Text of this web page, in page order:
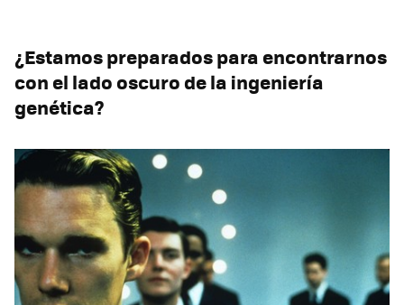
¿Estamos preparados para encontrarnos
con el lado oscuro de la ingeniería
genética?